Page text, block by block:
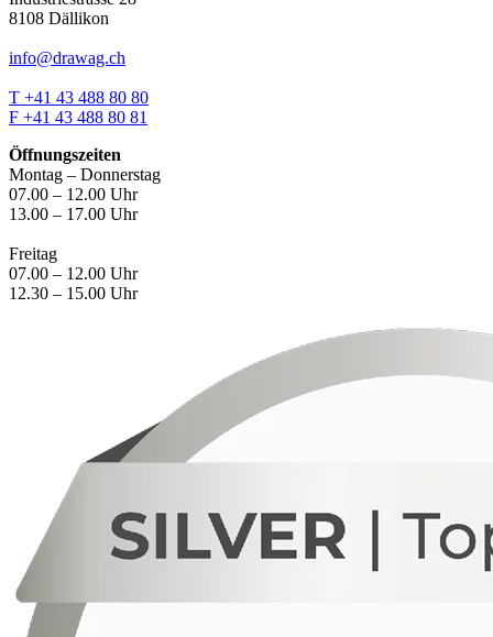
8108 Dällikon
info@drawag.ch
T +41 43 488 80 80
F +41 43 488 80 81
Öffnungszeiten
Montag – Donnerstag
07.00 – 12.00 Uhr
13.00 – 17.00 Uhr
Freitag
07.00 – 12.00 Uhr
12.30 – 15.00 Uhr